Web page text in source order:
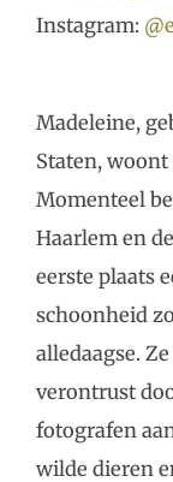
Instagram:
Madeleine,
Staten, woont
Momenteel
Haarlem en
eerste plaats
schoonheid
alledaagse.
verontrust
fotografen
wilde dieren